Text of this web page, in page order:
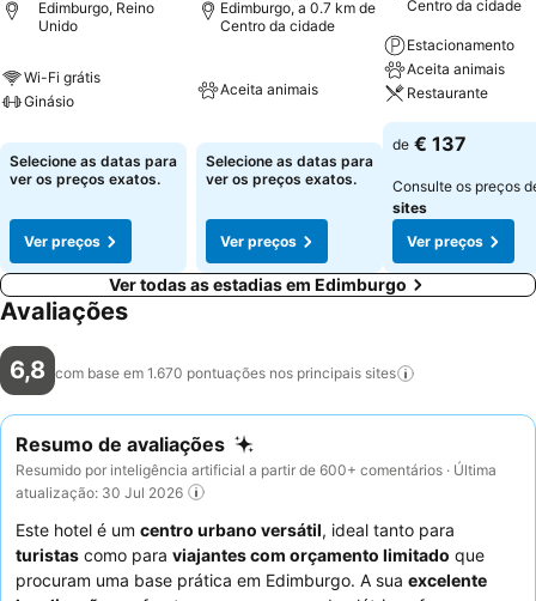
Edimburgo, Reino
Unido
Wi-Fi grátis
Ginásio
Selecione as datas para
ver os preços exatos.
Ver preços
Edimburgo, a 0.7 km de
Centro da cidade
Aceita animais
Selecione as datas para
ver os preços exatos.
Ver preços
Centro da cidade
Estacionamento
Aceita animais
Restaurante
de € 137
Consulte os preços
sites
Ver preços
Ver todas as estadias em Edimburgo
Avaliações
6,8 com base em 1.670 pontuações nos principais sites
Resumo de avaliações
Resumido por inteligência artificial a partir de 600+ comentários · Última
atualização: 30 Jul 2026
Este hotel é um centro urbano versátil, ideal tanto para
turistas como para viajantes com orçamento limitado que
procuram uma base prática em Edimburgo. A sua excelente